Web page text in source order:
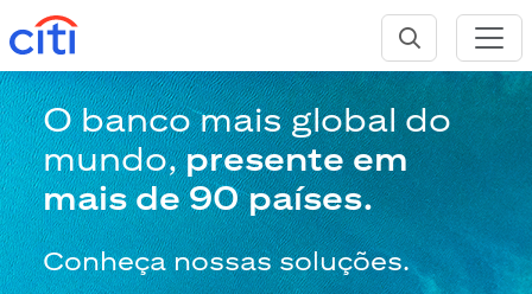
O banco mais global do
mundo,presente em
mais de 90 países.
Conheça nossas soluções.